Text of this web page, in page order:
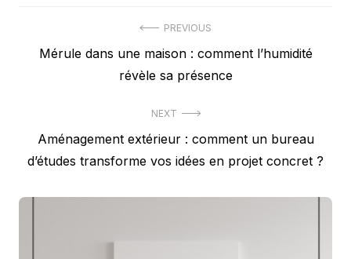
de
PREVIOUS
Previous
Mérule dans une maison : comment l’humidité
révèle sa présence
NEXT
Next
post:
Aménagement extérieur : comment un bureau
d’études transforme vos idées en projet concret ?